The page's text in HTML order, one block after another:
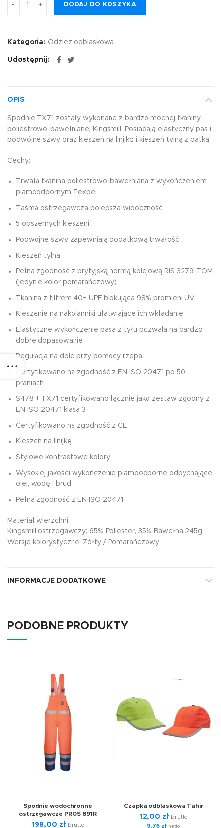
DODAJ DO KOSZYKA
Kategoria: Odzież odblaskowa
Udostępnij
OPIS
Spodnie TX71 zostały wykonane z bardzo mocnej tkaniny
poliestrowo-bawełnianej Kingsmill. Posiadają elastyczny pas i
podwójne szwy oraz kieszeń na linijkę i kieszeń tylną z patką.
Cechy:
Trwała tkanina poliestrowo-bawełniana z wykończeniem
plamoodpornym Texpel
Taśma ostrzegawcza polepsza widoczność
5 obszernych kieszeni
Podwójne szwy zapewniają dodatkową trwałość
Kieszeń tylna
Pełna zgodność z brytyjską normą kolejową RIS 3279-TOM
(jedynie kolor pomarańczowy)
Tkanina z filtrem 40+ UPF blokująca 98% promieni UV
Kieszenie na nakolanniki ułatwiające ich wkładanie
Elastyczne wykończenie pasa z tyłu pozwala na bardzo
dobre dopasowanie
Regulacja na dole przy pomocy rzepa
Certyfikowano na zgodność z EN ISO 20471 po 50
praniach
S478 + TX71 certyfikowano łącznie jako zestaw zgodny z
EN ISO 20471 klasa 3
Certyfikowano na zgodność z CE
Kieszeń na linijkę
Stylowe kontrastowe kolory
Wysokiej jakości wykończenie plamoodporne odpychające
olej, wodę i brud
Pełna zgodność z EN ISO 20471
Materiał wierzchni :
Kingsmill ostrzegawczy: 65% Poliester, 35% Bawełna 245g
Wersje kolorystyczne: Żółty / Pomarańczowy
INFORMACJE DODATKOWE
PODOBNE PRODUKTY
Spodnie wodochronne
ostrzegawcze PROS 891R
198,00 zł brutto
Czapka odblaskowa Tahir
12,00 zł brutto
9,76 zł netto